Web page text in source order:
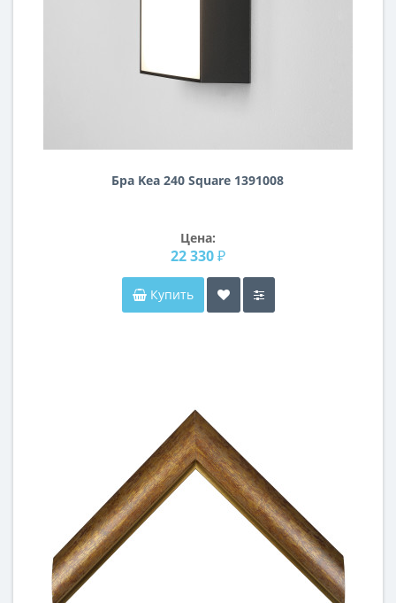
Бра Kea 240 Square 1391008
Цена:
22 330 ₽
Купить